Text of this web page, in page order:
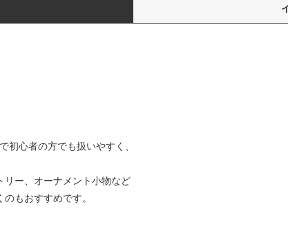
初心者の方でも扱いやすく、
リー、オーナメント小物など
もおすすめです。